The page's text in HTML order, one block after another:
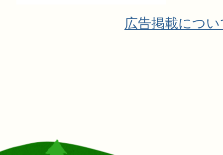
広告掲載につ